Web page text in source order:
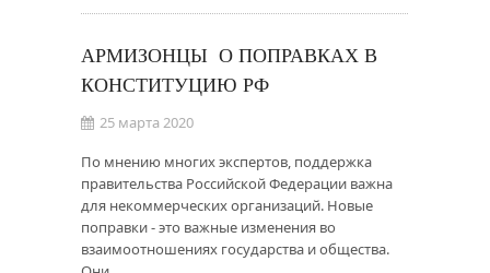
АРМИЗОНЦЫ О ПОПРАВКАХ В
КОНСТИТУЦИЮ РФ
25 марта 2020
По мнению многих экспертов, поддержка
правительства Российской Федерации важна
для некоммерческих организаций. Новые
поправки - это важные изменения во
взаимоотношениях государства и общества.